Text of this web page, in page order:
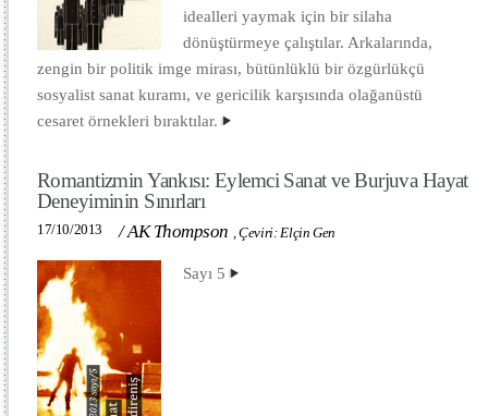
idealleri yaymak için bir silaha
dönüştürmeye çalıştılar. Arkalarında,
zengin bir politik imge mirası, bütünlüklü bir özgürlükçü
sosyalist sanat kuramı, ve gericilik karşısında olağanüstü
cesaret örnekleri bıraktılar.
Romantizmin Yankısı: Eylemci Sanat ve Burjuva Hayat
Deneyiminin Sınırları
17/10/2013 /AK Thompson ,Çeviri: Elçin Gen
Sayı 5